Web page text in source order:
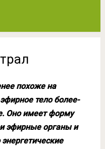
похоже на
тело более-
Оно имеет форму
эфирные органы и